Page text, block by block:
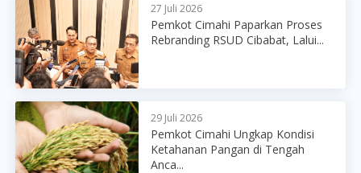
27 Juli 2026
Pemkot Cimahi Paparkan Proses
Rebranding RSUD Cibabat, Lalui...
29 Juli 2026
Pemkot Cimahi Ungkap Kondisi
Ketahanan Pangan di Tengah
Anca...